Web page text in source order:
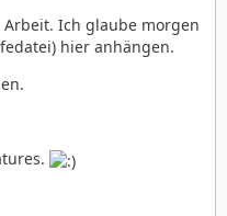
Ich glaube morgen
hier anhängen.